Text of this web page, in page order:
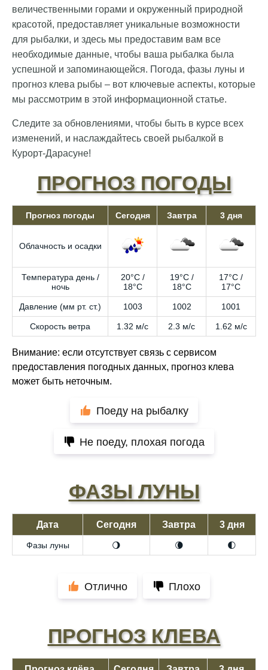
величественными горами и окруженный природной
красотой, предоставляет уникальные возможности
для рыбалки, и здесь мы предоставим вам все
необходимые данные, чтобы ваша рыбалка была
успешной и запоминающейся. Погода, фазы луны и
прогноз клева рыбы – вот ключевые аспекты, которые
мы рассмотрим в этой информационной статье.
Следите за обновлениями, чтобы быть в курсе всех
изменений, и наслаждайтесь своей рыбалкой в
Курорт-Дарасуне!
ПРОГНОЗ ПОГОДЫ
Прогноз погоды Сегодня Завтра 3 дня
Облачность и осадки
Температура день /
ночь
20°C /
18°C
19°C /
18°C
17°C /
17°C
Давление (мм рт. ст.) 1003 1002 1001
Скорость ветра 1.32 м/с 2.3 м/с 1.62 м/с
Внимание: если отсутствует связь с сервисом
предоставления погодных данных, прогноз клева
может быть неточным.
Поеду на рыбалку
Не поеду, плохая погода
ФАЗЫ ЛУНЫ
Дата Сегодня Завтра 3 дня
Фазы луны 🌖 🌘 🌓
Отлично Плохо
ПРОГНОЗ КЛЕВА